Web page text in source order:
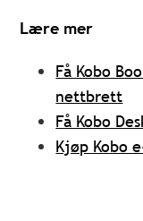
Lære mer
Få Kobo
nettbrett
Få Kobo
Kjøp Kobo